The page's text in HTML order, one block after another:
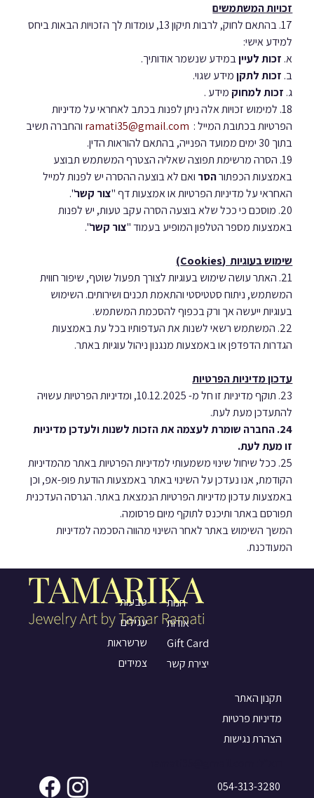
זכויות המשתמשים
17. בהתאם לחוק, לרבות תיקון 13, עומדות לך הזכויות הבאות ביחס
למידע אישי:
א. זכות לעיין במידע שנשמר אודותיך.
ב. זכות לתקן מידע שגוי.
ג. זכות למחוק מידע .
18. למימוש זכויות אלה ניתן לפנות בכתב לאחראי על מדיניות
הפרטיות בכתובת המייל : ramati35@gmail.com והחברה תשיב
בתוך 30 ימים ממועד הפנייה, בהתאם להוראות הדין.
19. הסרה מרשימת תפוצה שאליה הצטרף המשתמש תבוצע
באמצעות הכפתור הסר ואם לא בוצעה ההסרה יש לפנות למייל
האחראי על מדיניות הפרטיות או אמצעות דף "צור קשר".
20. מוסכם כי ככל שלא בוצעה הסרה עקב טעות, יש לפנות
באמצעות מספר הטלפון המופיע בעמוד "צור קשר".
שימוש בעוגיות  (Cookies)
21. האתר עושה שימוש בעוגיות לצורך תפעול שוטף, שיפור חווית
המשתמש, ניתוח סטטיסטי והתאמת תכנים ושירותים. השימוש
בעוגיות ייעשה אך ורק בכפוף להסכמת המשתמש.
22. המשתמש רשאי לשנות את העדפותיו בכל עת באמצעות
הגדרות הדפדפן או באמצעות מנגנון ניהול עוגיות באתר.
עדכון מדיניות הפרטיות
23. תוקף מדיניות זו חל מ- 10.12.2025, ומדיניות הפרטיות עשויה
להתעדכן מעת לעת.
24. החברה שומרת לעצמה את הזכות לשנות ולעדכן מדיניות
זו מעת לעת.
25. ככל שיחול שינוי משמעותי למדיניות הפרטיות באתר מהמדיניות
הקודמת, אנו נעדכן על השינוי באתר באמצעות הודעת פופ-אפ, וכן
באמצעות עדכון מדיניות הפרטיות הנמצאת באתר. הגרסה העדכנית
תפורסם באתר ותיכנס לתוקף מיום פרסומה.
המשך השימוש באתר לאחר השינוי מהווה הסכמה למדיניות
המעודכנת.
טבעות
עגילים
שרשראות
צמידים
חנות
אודות
Gift Card
יצירת קשר
תקנון האתר
מדיניות פרטיות
הצהרת נגישות
054-313-3280